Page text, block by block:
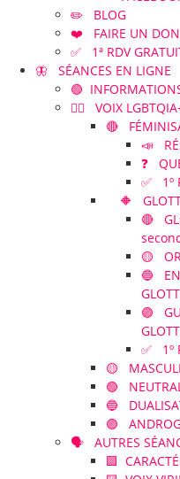
✏️ BLOG
❤️ FAIRE UN DON
✅ 1ª RDV
🦋 SÉANCES EN LIGNE
🟢
🏳️‍🌈 VOIX
🔴
📣
❓
✅ 1º
🔶
🔴
🟡
🔵
🟣
✅ 1º
🟡
🟢
🔵
🟣
🗣️ AUTRES
🟪